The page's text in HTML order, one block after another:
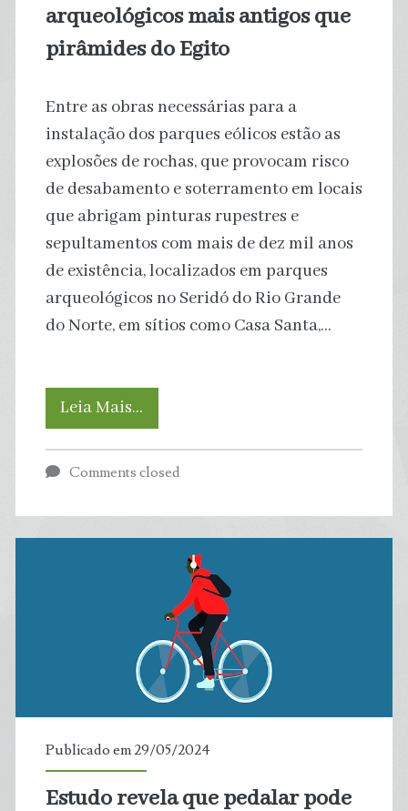
para
praias’
no
Brasil
arqueológicos mais antigos que
pirâmides do Egito
Entre as obras necessárias para a
instalação dos parques eólicos estão as
explosões de rochas, que provocam risco
de desabamento e soterramento em locais
que abrigam pinturas rupestres e
sepultamentos com mais de dez mil anos
de existência, localizados em parques
arqueológicos no Seridó do Rio Grande
do Norte, em sítios como Casa Santa,…
Leia Mais…
Eólicas
arqueológicos
mais
antigos
que
do
Comments closed
Publicado em 29/05/2024
Estudo revela que pedalar pode